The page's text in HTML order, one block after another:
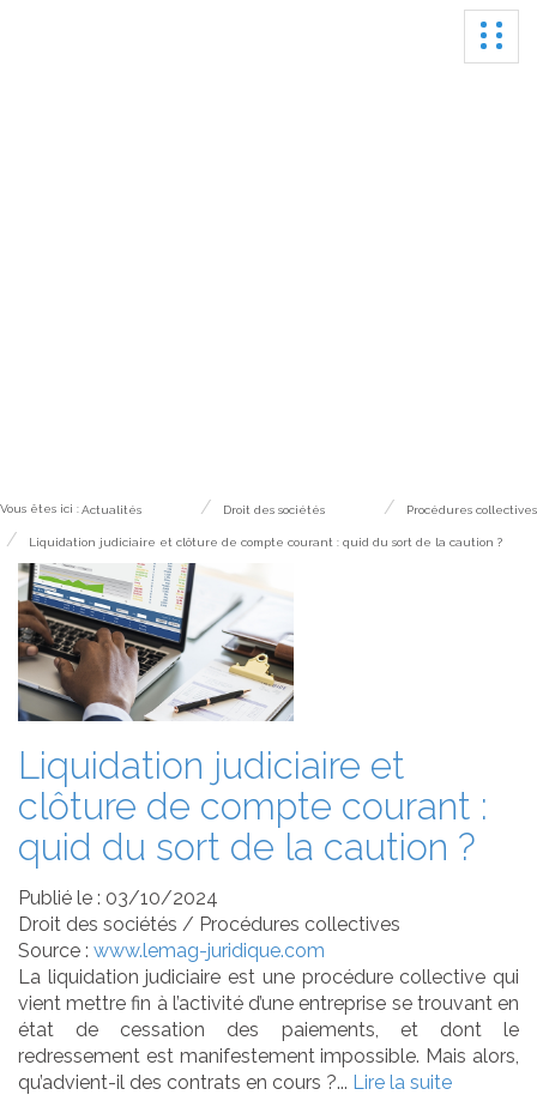
Vous êtes ici :Actualités Droit des sociétés Procédures collectives
Liquidation judiciaire et clôture de compte courant : quid du sort de la caution ?
Liquidation judiciaire et
clôture de compte courant :
quid du sort de la caution ?
Publié le : 03/10/2024
Droit des sociétés / Procédures collectives
Source : www.lemag-juridique.com
La liquidation judiciaire est une procédure collective qui
vient mettre fin à l’activité d’une entreprise se trouvant en
état de cessation des paiements, et dont le
redressement est manifestement impossible. Mais alors,
qu’advient-il des contrats en cours ?... Lire la suite